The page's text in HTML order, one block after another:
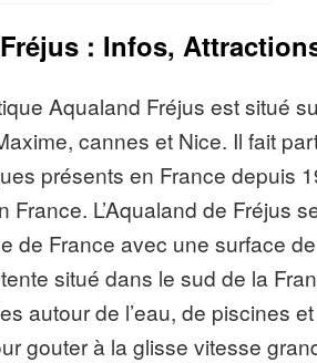
: Infos,
Aqualand Fréjus est situé
cannes et Nice. Il fait
présents en France depuis
France. L’Aqualand de Fréjus
de France avec une surface
situé dans le sud de la
autour de l’eau, de piscines
gouter à la glisse vitesse